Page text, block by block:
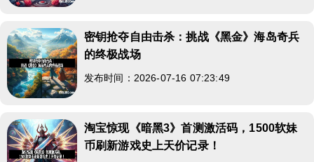
密钥抢夺自由击杀：挑战《黑金》海岛奇兵
的终极战场
发布时间：2026-07-16 07:23:49
淘宝惊现《暗黑3》首测激活码，1500软妹
币刷新游戏史上天价记录！